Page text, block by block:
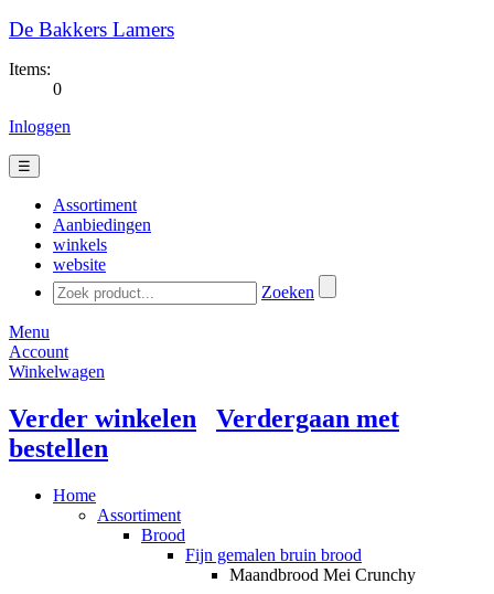
De Bakkers Lamers
Items:
0
Inloggen
☰
Assortiment
Aanbiedingen
winkels
website
Zoeken
Menu
Account
Winkelwagen
Verder winkelen
Verdergaan met
bestellen
Home
Assortiment
Brood
Fijn gemalen bruin brood
Maandbrood Mei Crunchy